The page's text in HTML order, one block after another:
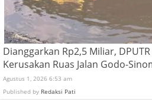
Dianggarkan Rp2,5 Miliar,
Kerusakan Ruas Jalan Godo-
Agustus 1, 2026 6:53 am
Published by Redaksi Pati